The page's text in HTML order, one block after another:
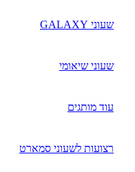
שעוני GALAXY
שעוני שיאומי
עוד מותגים
רצועות לשעוני סמארט